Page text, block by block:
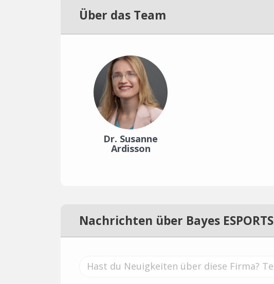
Über das Team
Dr. Susanne
Ardisson
Nachrichten über Bayes ESPORTS